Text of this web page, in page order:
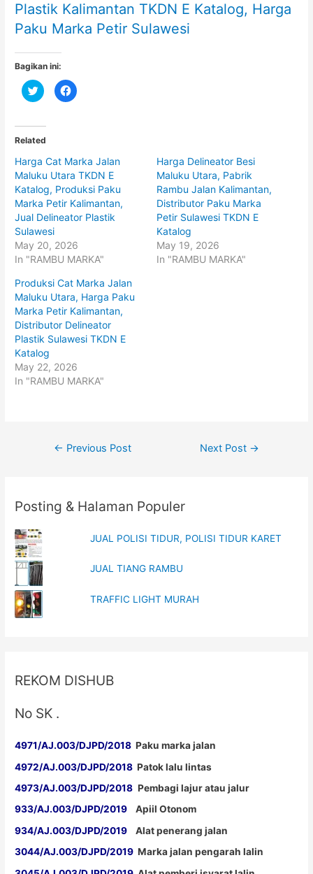
Plastik Kalimantan TKDN E Katalog, Harga
Paku Marka Petir Sulawesi
Bagikan ini:
C
l
t
o
s
a
r
e
o
n
T
w
i
t
t
e
r
(
p
e
n
s
i
n
n
e
w
w
i
n
d
C
l
h
a
r
e
o
n
F
a
c
b
o
o
k
O
p
e
n
s
i
n
n
w
i
n
Related
Harga Cat Marka Jalan
Maluku Utara TKDN E
Katalog, Produksi Paku
Marka Petir Kalimantan,
Jual Delineator Plastik
Sulawesi
May 20, 2026
In "RAMBU MARKA"
Harga Delineator Besi
Maluku Utara, Pabrik
Rambu Jalan Kalimantan,
Distributor Paku Marka
Petir Sulawesi TKDN E
Katalog
May 19, 2026
In "RAMBU MARKA"
Produksi Cat Marka Jalan
Maluku Utara, Harga Paku
Marka Petir Kalimantan,
Distributor Delineator
Plastik Sulawesi TKDN E
Katalog
May 22, 2026
In "RAMBU MARKA"
Post
← Previous Post Next Post →
Posting & Halaman Populer
JUAL POLISI TIDUR, POLISI TIDUR KARET
JUAL TIANG RAMBU
TRAFFIC LIGHT MURAH
REKOM DISHUB
No SK .
4971/AJ.003/DJPD/2018 Paku marka jalan
4972/AJ.003/DJPD/2018 Patok lalu lintas
4973/AJ.003/DJPD/2018 Pembagi lajur atau jalur
933/AJ.003/DJPD/2019 Apiil Otonom
934/AJ.003/DJPD/2019 Alat penerang jalan
3044/AJ.003/DJPD/2019 Marka jalan pengarah lalin